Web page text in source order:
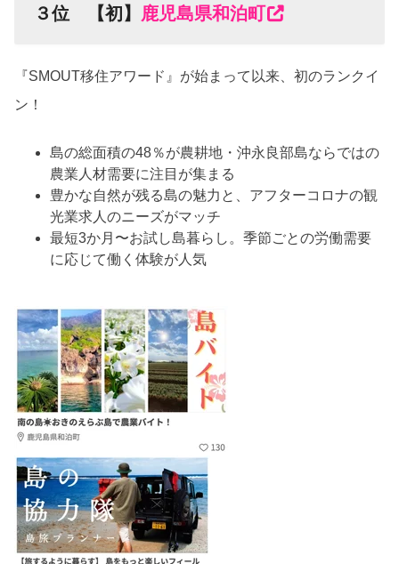
３位 【初】 鹿児島県和泊町
『SMOUT移住アワード』が始まって以来、初のランクイ
ン！
島の総面積の48％が農耕地・沖永良部島ならではの
農業人材需要に注目が集まる
豊かな自然が残る島の魅力と、アフターコロナの観
光業求人のニーズがマッチ
最短3か月〜お試し島暮らし。季節ごとの労働需要
に応じて働く体験が人気